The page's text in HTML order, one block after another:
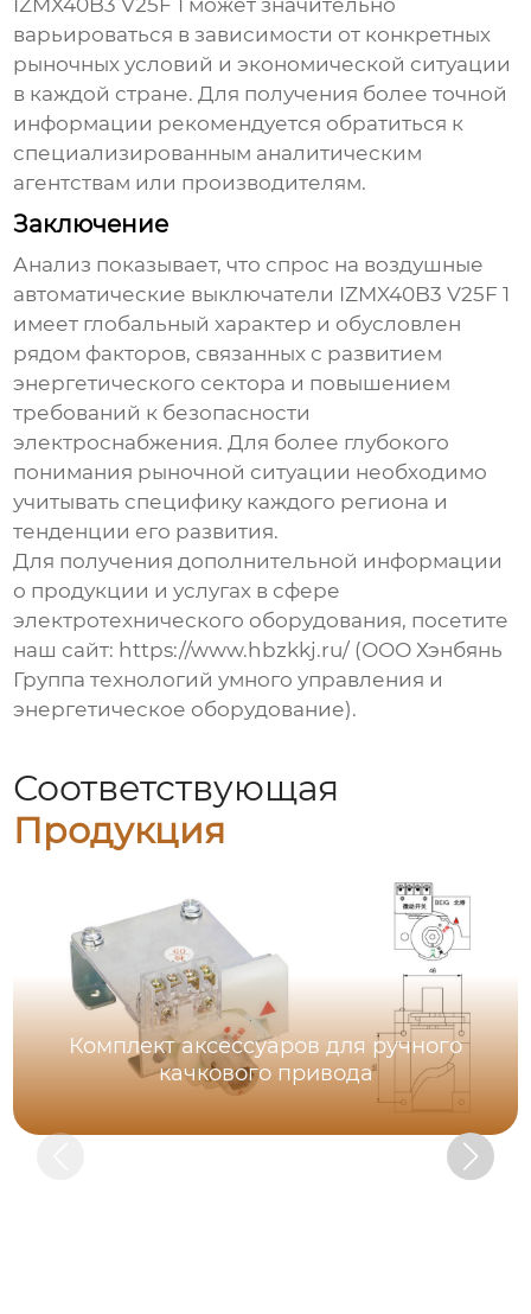
IZMX40B3 V25F 1 может значительно
варьироваться в зависимости от конкретных
рыночных условий и экономической ситуации
в каждой стране. Для получения более точной
информации рекомендуется обратиться к
специализированным аналитическим
агентствам или производителям.
Заключение
Анализ показывает, что спрос на воздушные
автоматические выключатели IZMX40B3 V25F 1
имеет глобальный характер и обусловлен
рядом факторов, связанных с развитием
энергетического сектора и повышением
требований к безопасности
электроснабжения. Для более глубокого
понимания рыночной ситуации необходимо
учитывать специфику каждого региона и
тенденции его развития.
Для получения дополнительной информации
о продукции и услугах в сфере
электротехнического оборудования, посетите
наш сайт: https://www.hbzkkj.ru/ (ООО Хэнбянь
Группа технологий умного управления и
энергетическое оборудование).
Соответствующая
Продукция
Комплект аксессуаров для ручного
качкового привода